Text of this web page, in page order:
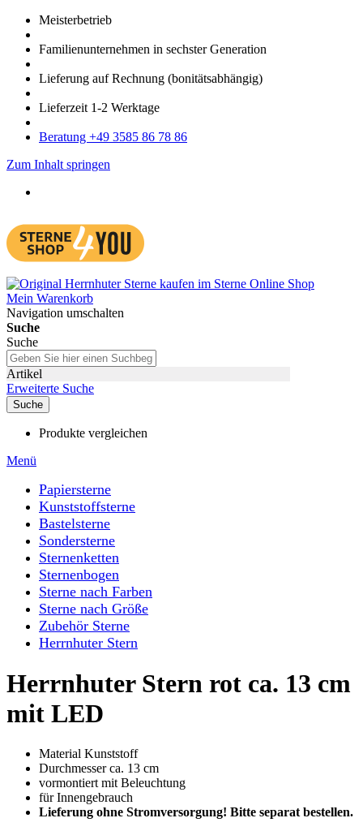
Meister­betrieb
Familien­unter­nehmen in sechster Gene­ration
Lieferung auf Rech­nung (bonitätsabhängig)
Liefer­zeit 1-2 Werk­tage
Bera­tung +49 3585 86 78 86
Zum Inhalt springen
Mein Warenkorb
Navigation umschalten
Suche
Suche
Artikel
Erweiterte Suche
Suche
Produkte vergleichen
Menü
Papiersterne
Kunststoffsterne
Bastelsterne
Sondersterne
Sternenketten
Sternenbogen
Sterne nach Farben
Sterne nach Größe
Zubehör Sterne
Herrnhuter Stern
Herrnhuter Stern rot ca. 13 cm
mit LED
Material Kunststoff
Durchmesser ca. 13 cm
vormontiert mit Beleuchtung
für Innengebrauch
Lieferung ohne Stromversorgung! Bitte separat bestellen.